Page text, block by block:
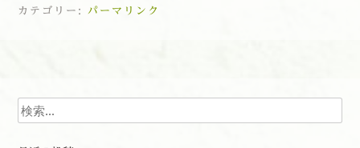
カテゴリー: パーマリンク
検索